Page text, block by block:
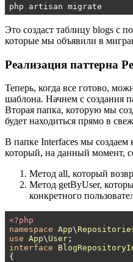
php artisan migrate
Это создаст таблицу blogs с
которые мы объявили в
Реализация паттерна
Теперь, когда все готово,
шаблона. Начнем с создания
Вторая папка, которую мы
будет находиться прямо в
В папке Interfaces мы создаем
который, на данный момент,
Метод all, который
Метод getByUser,
конкретного
<?php
namespace App\
use App\ User
interface
{